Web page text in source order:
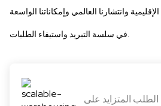
وانتشارنا العالمي وإمكاناتنا الواسعة
في سلسة التبريد واستيفاء الطلبات.
المتزايد على